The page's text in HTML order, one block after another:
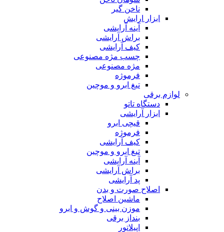
ناخن گیر
ابزار ارایش
آینه آرایشی
براش آرایشی
کیف آرایشی
چسب مژه مصنوعی
مژه مصنوعی
فرموژه
تیغ ابرو و موچین
لوازم برقی
دستگاه تاتو
ابزار آرایشی
قیچی ابرو
فرموژه
کیف آرایشی
تیغ ابرو و موچین
آینه آرایشی
براش آرایشی
پد آرایشی
اصلاح صورت و بدن
ماشین اصلاح
موزن بینی و گوش و ابرو
بنداز برقی
اپیلاتور